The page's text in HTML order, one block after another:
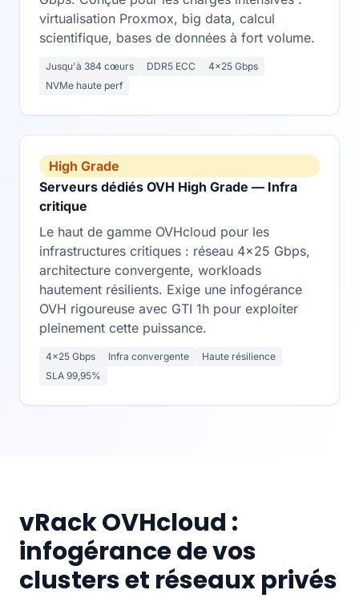
virtualisation Proxmox, big data, calcul
scientifique, bases de données à fort volume.
Jusqu'à 384 cœurs DDR5 ECC
4×25 Gbps
NVMe haute perf
High Grade
Serveurs dédiés OVH High Grade — Infra
critique
Le haut de gamme OVHcloud pour les
infrastructures critiques : réseau 4×25 Gbps,
architecture convergente, workloads
hautement résilients. Exige une infogérance
OVH rigoureuse avec GTI 1h pour exploiter
pleinement cette puissance.
4×25 Gbps Infra convergente
Haute résilience
SLA 99,95%
vRack OVHcloud :
infogérance de vos
clusters et réseaux privés